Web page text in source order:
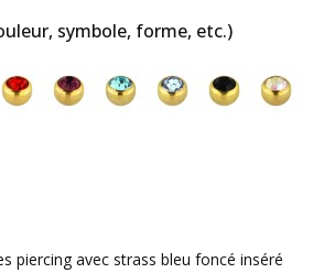
symbole, forme, etc.)
piercing avec strass bleu foncé inséré